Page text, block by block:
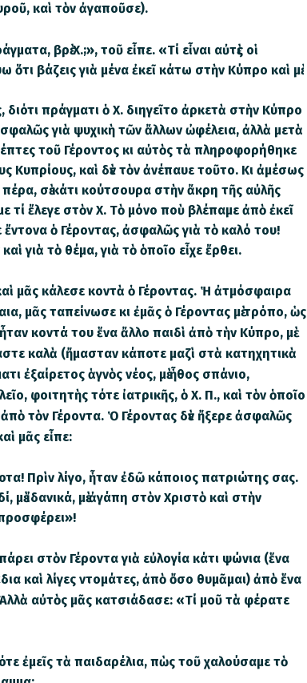
καὶ τὸν ἀγαποῦσε).
βρὲ Χ.;», τοῦ εἶπε. «Τί εἶναι αὐτὲς οἱ
ὅτι βάζεις γιὰ μένα ἐκεῖ κάτω στὴν Κύπρο καὶ μὲ
διότι πράγματι ὁ Χ. διηγεῖτο ἀρκετὰ στὴν Κύπρο
γιὰ ψυχικὴ τῶν ἄλλων ὠφέλεια, ἀλλὰ μετὰ
τοῦ Γέροντος κι αὐτὸς τὰ πληροφορήθηκε
Κυπρίους, καὶ δὲν τὸν ἀνέπαυε τοῦτο. Κι ἀμέσως
πέρα, σὲ κάτι κούτσουρα στὴν ἄκρη τῆς αὐλῆς
τί ἔλεγε στὸν Χ. Τὸ μόνο ποὺ βλέπαμε ἀπὸ ἐκεῖ
ἔντονα ὁ Γέροντας, ἀσφαλῶς γιὰ τὸ καλό του!
γιὰ τὸ θέμα, γιὰ τὸ ὁποῖο εἶχε ἔρθει.
μᾶς κάλεσε κοντὰ ὁ Γέροντας. Ἡ ἀτμόσφαιρα
μᾶς ταπείνωσε κι ἐμᾶς ὁ Γέροντας μὲ τρόπο, ὡς
κοντά του ἕνα ἄλλο παιδὶ ἀπὸ τὴν Κύπρο, μὲ
καλὰ (ἤμασταν κάποτε μαζὶ στὰ κατηχητικὰ
ἐξαίρετος ἁγνὸς νέος, μὲ ἦθος σπάνιο,
φοιτητὴς τότε ἰατρικῆς, ὁ Χ. Π., καὶ τὸν ὁποῖο
τὸν Γέροντα. Ὁ Γέροντας δὲν ἤξερε ἀσφαλῶς
μᾶς εἶπε:
Πρὶν λίγο, ἦταν ἐδῶ κάποιος πατριώτης σας.
μὲ ἰδανικά, μὲ ἀγάπη στὸν Χριστὸ καὶ στὴν
στὸν Γέροντα γιὰ εὐλογία κάτι ψώνια (ἕνα
καὶ λίγες ντομάτες, ἀπὸ ὄσο θυμᾶμαι) ἀπὸ ἕνα
αὐτὸς μᾶς κατσιάδασε: «Τί μοῦ τὰ φέρατε
ἐμεῖς τὰ παιδαρέλια, πὼς τοῦ χαλούσαμε τὸ